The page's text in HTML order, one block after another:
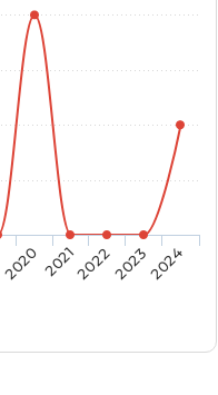
2020 2021202220232024